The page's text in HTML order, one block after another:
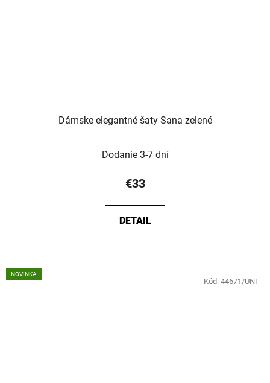
Dámske elegantné šaty Sana zelené
Dodanie 3-7 dní
€33
DETAIL
NOVINKA
Kód: 44671/UNI